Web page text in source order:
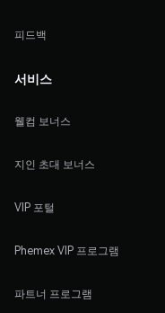
피드백
서비스
웰컴 보너스
지인 초대 보너스
VIP 포털
Phemex VIP 프로그램
파트너 프로그램